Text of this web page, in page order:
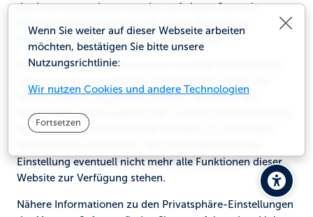
Wenn Sie weiter auf dieser Webseite arbeiten
möchten, bestätigen Sie bitte unsere
Nutzungsrichtlinie:
Wir nutzen Cookies und andere Technologien
Fortsetzen
des Internetangebotes werden auf einem Server in
Die IP-Adresse wird unmittelbar nach der Verarbeitung
letzten 2 Bytes weggekürzt werden. Sie haben die
Möglichkeit, die Installation der Cookies durch Änderung
der Einstellung Ihrer Browser-Software zu verhindern.
Einstellung eventuell nicht mehr alle Funktionen dieser
Website zur Verfügung stehen.
Nähere Informationen zu den Privatsphäre-Einstellungen